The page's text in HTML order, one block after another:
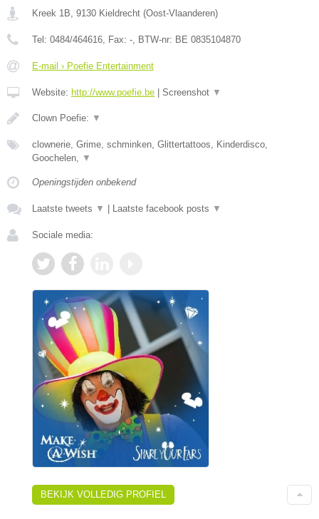
Kreek 1B 9130 Kieldrecht (Oost-Vlaanderen)
Tel: 0484/464616 , Fax: - , BTW-nr: BE 0835104870
E-mail › Poefie Entertainment
Website: http://www.poefie.be | Screenshot ▼
Clown Poefie: ▼
clownerie, Grime, schminken, Glittertattoos, Kinderdisco,
Goochelen,
▼
Openingstijden onbekend
Laatste tweets ▼ | Laatste facebook posts ▼
Sociale media:
BEKIJK VOLLEDIG PROFIEL